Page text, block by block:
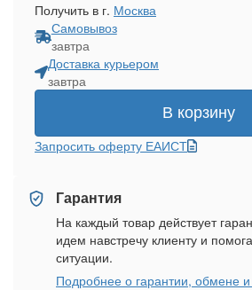
Получить в г. Москва
Самовывоз
завтра
Доставка курьером
завтра
В корзину
Запросить оферту ЕАИСТ
Гарантия
На каждый товар действует
идем навстречу клиенту и
ситуации.
Подробнее о гарантии, обмене и